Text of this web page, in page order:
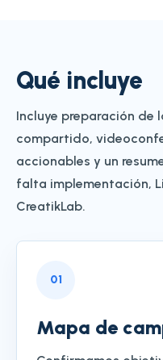
Qué incluye
Incluye preparación de
compartido,
accionables y un
falta implementación,
CreatikLab.
01
Mapa de